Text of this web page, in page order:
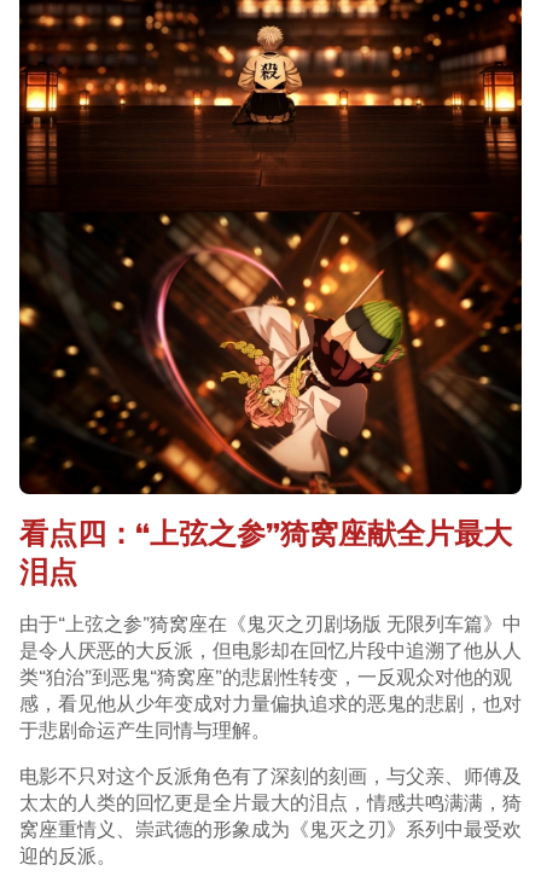
看点四：“上弦之参”猗窝座献全片最大
泪点
由于“上弦之参”猗窝座在《鬼灭之刃剧场版 无限列车篇》中
是令人厌恶的大反派，但电影却在回忆片段中追溯了他从人
类“狛治”到恶鬼“猗窝座”的悲剧性转变，一反观众对他的观
感，看见他从少年变成对力量偏执追求的恶鬼的悲剧，也对
于悲剧命运产生同情与理解。
电影不只对这个反派角色有了深刻的刻画，与父亲、师傅及
太太的人类的回忆更是全片最大的泪点，情感共鸣满满，猗
窝座重情义、崇武德的形象成为《鬼灭之刃》系列中最受欢
迎的反派。